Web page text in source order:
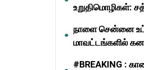
உறுதிமொழிகள்:
நாளை சென்னை
மாவட்டங்களில்
#BREAKING :